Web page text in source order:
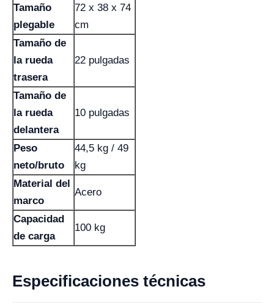
Tamaño
plegable
72 x 38 x 74
cm
Tamaño de
la rueda
trasera
22 pulgadas
Tamaño de
la rueda
delantera
10 pulgadas
Peso
neto/bruto
44,5 kg / 49
kg
Material del
marco
Acero
Capacidad
de carga
100 kg
Especificaciones técnicas